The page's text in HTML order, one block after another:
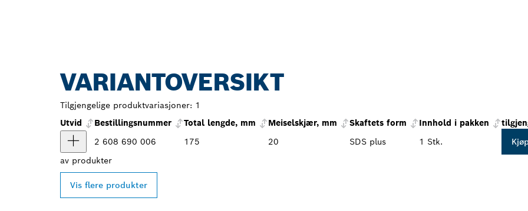
VARIANTOVERSIKT
Tilgjengelige produktvariasjoner: 1
Utvid
Bestillingsnummer Total lengde, mm Meiselskjær, mm Skaftets form Innhold i pakken
2 608 690 006
175 20 SDS plus 1 Stk.
av produkter
Vis flere produkter